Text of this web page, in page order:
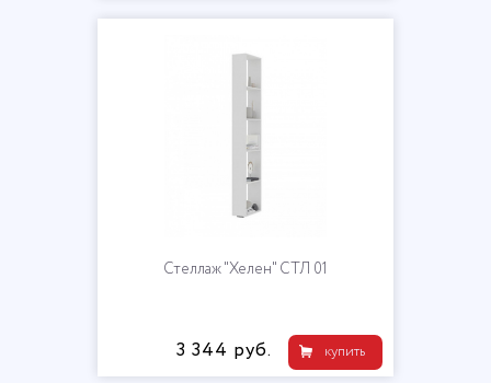
Стеллаж "Хелен" СТЛ 01
купить
3 344 руб.